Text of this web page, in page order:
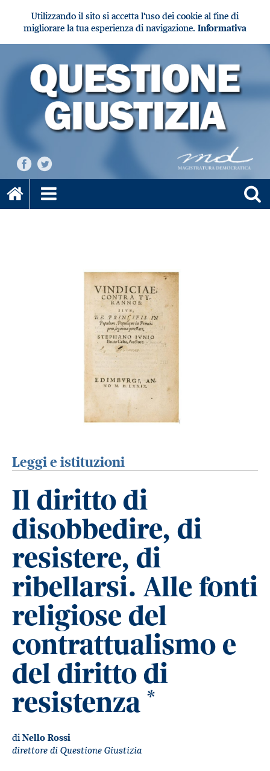
Utilizzando il sito si accetta l'uso dei cookie al fine di
migliorare la tua esperienza di navigazione. Informativa
Leggi e istituzioni
Il diritto di
disobbedire, di
resistere, di
ribellarsi. Alle fonti
religiose del
contrattualismo e
del diritto di
resistenza *
diNello Rossi
direttore di Questione Giustizia